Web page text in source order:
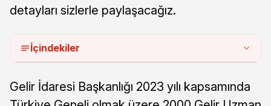
detayları sizlerle paylaşacağız.
İçindekiler
Gelir İdaresi Başkanlığı 2023 yılı kapsamında